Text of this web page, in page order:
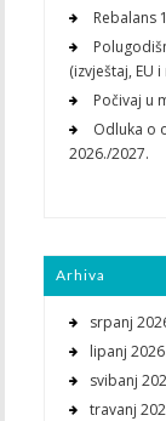
Rebalans
(izvještaj, EU
Počivaj u
Odluka o
2026./2027.
Arhiva
srpanj
lipanj 2026
svibanj
travanj